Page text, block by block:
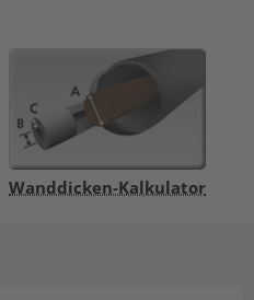
Wanddicken-Kalkulator